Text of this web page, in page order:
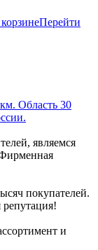
Перейти
Область 30
являемся
покупателей.
репутация!
и